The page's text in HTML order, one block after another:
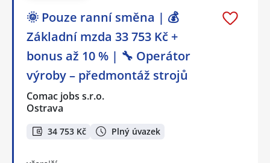
🌞 Pouze ranní směna | 💰
Základní mzda 33 753 Kč +
bonus až 10 % | 🔧 Operátor
výroby – předmontáž strojů
Comac jobs s.r.o.
Ostrava
34 753 Kč Plný úvazek